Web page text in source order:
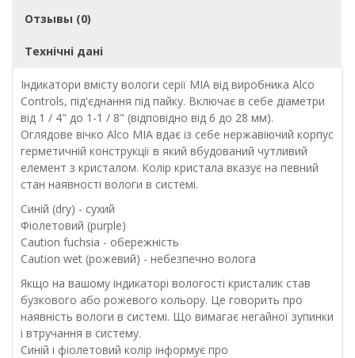
Отзывы (0)
Технічні дані
Індикатори вмісту вологи серії MIA від виробника Alco
Controls, під'єднання під пайку. Включає в себе діаметри
від 1 / 4" до 1-1 / 8" (відповідно від 6 до 28 мм).
Оглядове вічко Alco MIA вдає із себе нержавіючий корпус
герметичній конструкції в який вбудований чутливий
елемент з кристалом. Колір кристала вказує на певний
стан наявності вологи в системі.
Синій (dry) - сухий
Фіолетовий (purple)
Caution fuchsia - обережність
Caution wet (рожевий) - небезпечно волога
Якщо на вашому індикаторі вологості кристалик став
бузкового або рожевого кольору. Це говорить про
наявність вологи в системі. Що вимагає негайної зупинки
і втручання в систему.
Синій і фіолетовий колір інформує про